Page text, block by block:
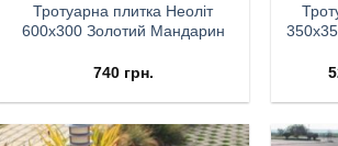
Тротуарна плитка Неоліт
600х300 Золотий Мандарин
740 грн.